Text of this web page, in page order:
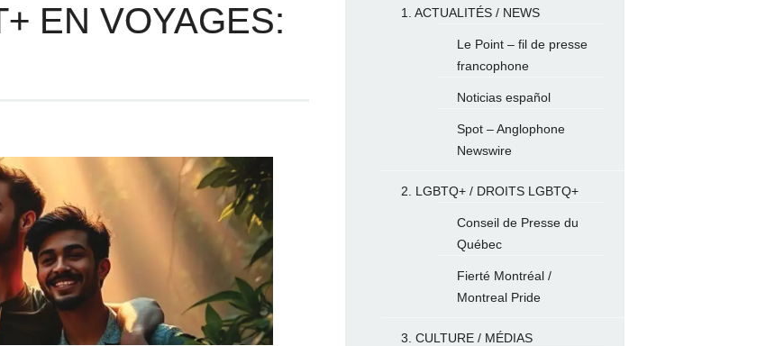
EN VOYAGES:
1. ACTUALITÉS / NEWS
Le Point – fil de presse
francophone
Noticias español
Spot – Anglophone
Newswire
2. LGBTQ+ / DROITS LGBTQ+
Conseil de Presse du
Québec
Fierté Montréal /
Montreal Pride
3. CULTURE / MÉDIAS